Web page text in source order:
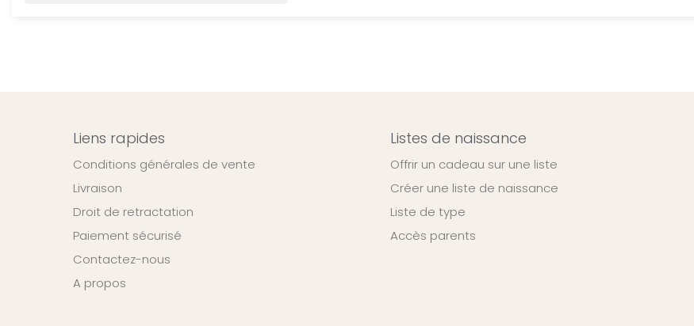
Liens rapides
Conditions générales de vente
Livraison
Droit de retractation
Paiement sécurisé
Contactez-nous
A propos
Listes de naissance
Offrir un cadeau sur une liste
Créer une liste de naissance
Liste de type
Accès parents